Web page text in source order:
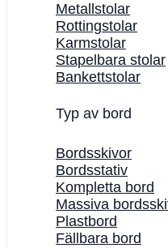
Metallstolar
Rottingstolar
Karmstolar
Stapelbara stolar
Bankettstolar
Typ av bord
Bordsskivor
Bordsstativ
Kompletta bord
Massiva
Plastbord
Fällbara bord